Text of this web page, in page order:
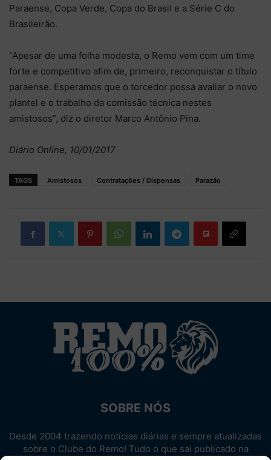
Paraense, Copa Verde, Copa do Brasil e a Série C do
Brasileirão.
“Apesar de uma folha modesta, o Remo vem com um time
forte e competitivo afim de, primeiro, reconquistar o título
paraense. Esperamos que o torcedor possa avaliar o novo
plantel e o trabalho da comissão técnica nestes
amistosos”, diz o diretor Marco Antônio Pina.
Diário Online, 10/01/2017
TAGS Amistosos Contratações / Dispensas Parazão
SOBRE NÓS
Desde 2004 trazendo notícias diárias e sempre atualizadas
sobre o Clube do Remo! Tudo o que sai publicado na